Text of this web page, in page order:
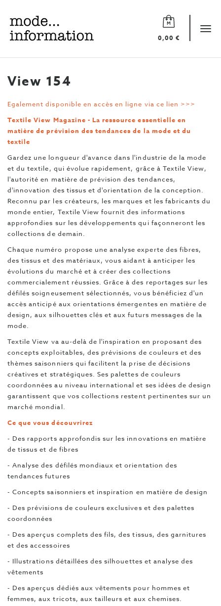
0,00 €
Mode
information
View 154
Egalement disponible en accès en ligne via ce lien >>>
Textile View Magazine - La ressource essentielle en
matière de prévision des tendances de la mode et du
textile
Gardez une longueur d'avance dans l'industrie de la mode
et du textile, qui évolue rapidement, grâce à Textile View,
l'autorité en matière de prévision des tendances,
d'innovation des tissus et d'orientation de la conception.
Reconnu par les créateurs, les marques et les fabricants du
monde entier, Textile View fournit des informations
approfondies sur les développements qui façonneront les
collections de demain.
Chaque numéro propose une analyse experte des fibres,
des tissus et des matériaux, vous aidant à anticiper les
évolutions du marché et à créer des collections
commercialement réussies. Grâce à des reportages sur les
défilés soigneusement sélectionnés, vous bénéficiez d'un
accès anticipé aux orientations émergentes en matière de
design, aux silhouettes clés et aux futurs messages de la
mode.
Textile View va au-delà de l'inspiration en proposant des
concepts exploitables, des prévisions de couleurs et des
thèmes saisonniers qui facilitent la prise de décisions
créatives et stratégiques. Ses palettes de couleurs
coordonnées au niveau international et ses idées de design
garantissent que vos collections restent pertinentes sur un
marché mondial.
Ce que vous découvrirez
- Des rapports approfondis sur les innovations en matière
de tissus et de fibres
- Analyse des défilés mondiaux et orientation des
tendances futures
- Concepts saisonniers et inspiration en matière de design
- Des prévisions de couleurs exclusives et des palettes
coordonnées
- Des aperçus complets des fils, des tissus, des garnitures
et des accessoires
- Illustrations détaillées des silhouettes et analyse des
vêtements
- Des aperçus dédiés aux vêtements pour hommes et
femmes, aux tricots, aux tailleurs et aux chemises.